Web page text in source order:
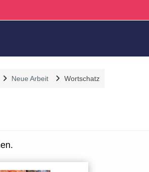
Neue Arbeit Wortschatz